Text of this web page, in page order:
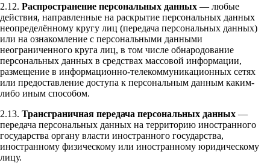
2.12. Распространение персональных данных — любые
действия, направленные на раскрытие персональных данных
неопределённому кругу лиц (передача персональных данных)
или на ознакомление с персональными данными
неограниченного круга лиц, в том числе обнародование
персональных данных в средствах массовой информации,
размещение в информационно-телекоммуникационных сетях
или предоставление доступа к персональным данным каким-
либо иным способом.
2.13. Трансграничная передача персональных данных —
передача персональных данных на территорию иностранного
государства органу власти иностранного государства,
иностранному физическому или иностранному юридическому
лицу.